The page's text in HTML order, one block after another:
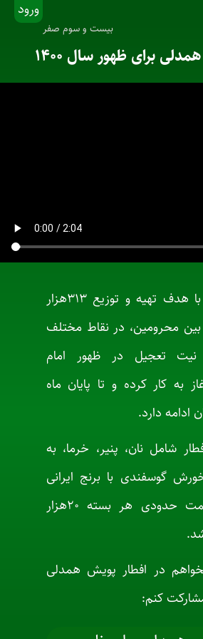
ورود
بیست و سوم صفر
برای ظهور سال ۱۴۰۰
این پویش با هدف تهیه و توزیع ۳۱۳هزار
بین محرومین، در نقاط مختلف
نیت تعجیل در ظهور امام
به کار کرده و تا پایان ماه
ادامه دارد.
شامل نان، پنیر، خرما، به
گوسفندی با برنج ایرانی
است و قیمت حدودی هر بسته ۲۰هزار
در افطار پویش همدلی
کنم: